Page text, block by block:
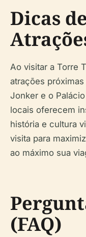
Dicas
Ao visitar a Torre
atrações
Jonker e o
locais oferecem
história e cultura
visita para
ao máximo sua
(FAQ)